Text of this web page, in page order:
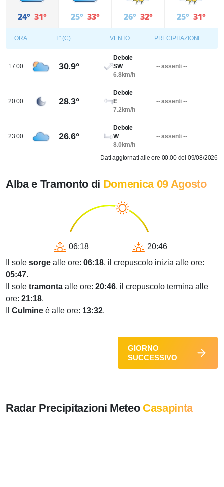
24° 31° 25° 33° 26° 32° 25° 31°
ORA T° (C) VENTO PRECIPITAZIONI
17.00 30.9°
Debole
SW
6.8km/h
-- assenti --
20.00 28.3°
Debole
E
7.2km/h
-- assenti --
23.00 26.6°
Debole
W
8.0km/h
-- assenti --
Dati aggiornati alle ore 00.00 del 09/08/2026
Alba e Tramonto di Domenica 09 Agosto
06:18
20:46
Il sole sorge alle ore: 06:18, il crepuscolo inizia alle ore:
05:47.
Il sole tramonta alle ore: 20:46, il crepuscolo termina alle
ore: 21:18.
Culmine è alle ore: 13:32.
GIORNO
SUCCESSIVO
Radar Precipitazioni Meteo Casapinta